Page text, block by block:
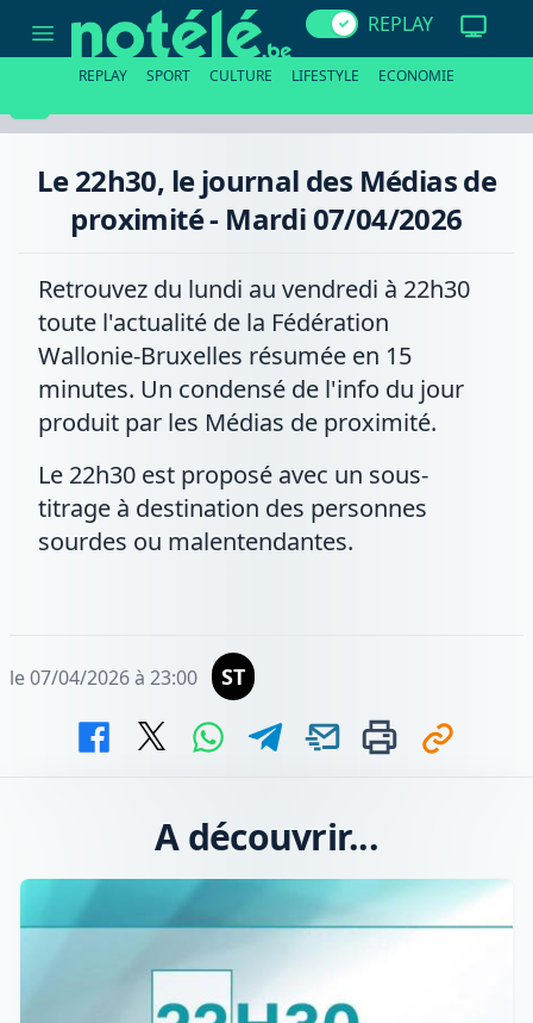
22h30,
de
REPLAY
REPLAY SPORT CULTURE LIFESTYLE ECONOMIE
Le 22h30, le journal des Médias de
proximité - Mardi 07/04/2026
Retrouvez du lundi au vendredi à 22h30
toute l'actualité de la Fédération
Wallonie-Bruxelles résumée en 15
minutes. Un condensé de l'info du jour
produit par les Médias de proximité.
Le 22h30 est proposé avec un sous-
titrage à destination des personnes
sourdes ou malentendantes.
le 07/04/2026 à 23:00 ST
A découvrir...